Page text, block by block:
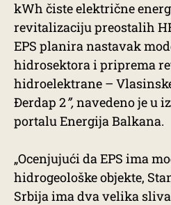
kWh čiste električne
revitalizaciju preostalih
EPS planira nastavak
hidrosektora i priprema
hidroelektrane –
Đerdap 2”,navedeno je u
portalu Energija Balkana.
„Ocenjujući da EPS ima
hidrogeološke objekte,
Srbija ima dva velika